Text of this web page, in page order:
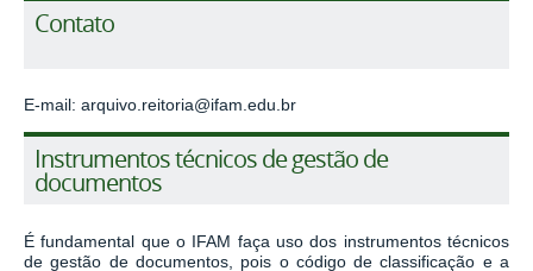
Contato
E-mail: arquivo.reitoria@ifam.edu.br
Instrumentos técnicos de gestão de
documentos
É fundamental que o IFAM faça uso dos instrumentos técnicos
de gestão de documentos, pois o código de classificação e a